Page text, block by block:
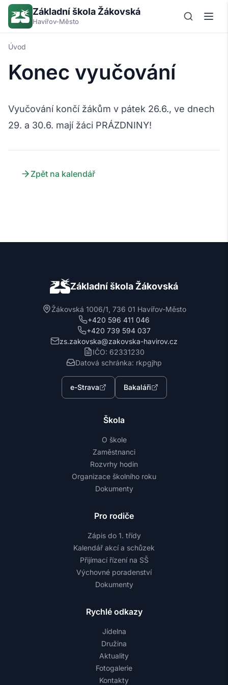
Základní škola Žákovská
Havířov-Město
Úvod
Konec vyučování
Vyučování končí žákům v pátek 26.6., ve dnech
29. a 30.6. mají žáci PRÁZDNINY!
Zpět na kalendář
Základní škola Žákovská
Žákovská 1006/1, 736 01 Havířov-Město
+420 596 411 046
+420 739 594 037
zs.zakovska@zakovska-havirov.cz
IČO: 62331230
Datová schránka: rkpgjhp
e-Strava Bakaláři
Škola
O škole
Zaměstnanci
Rozvrhy hodin
Organizace školního roku
Dokumenty
Pro rodiče
Zápis do 1. třídy
Kalendář akcí a schůzek
Přijímací řízení na SŠ
Výchovné poradenství
Dokumenty
Rychlé odkazy
Jídelna
Družina
Aktuality
Fotogalerie
Kontakty